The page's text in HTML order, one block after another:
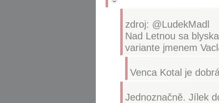
zdroj: @LudekMadl
Nad Letnou sa
variante jmenem
Venca Kotal je
Jednoznačně. Jílek